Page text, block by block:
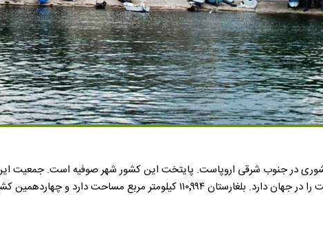
مربع مساحت دارد و چهاردهمین کشور بزرگ در اروپا است.